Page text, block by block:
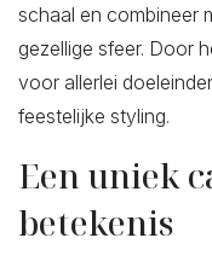
schaal en combineer
gezellige sfeer. Door
voor allerlei
feestelijke styling.
Een uniek
betekenis